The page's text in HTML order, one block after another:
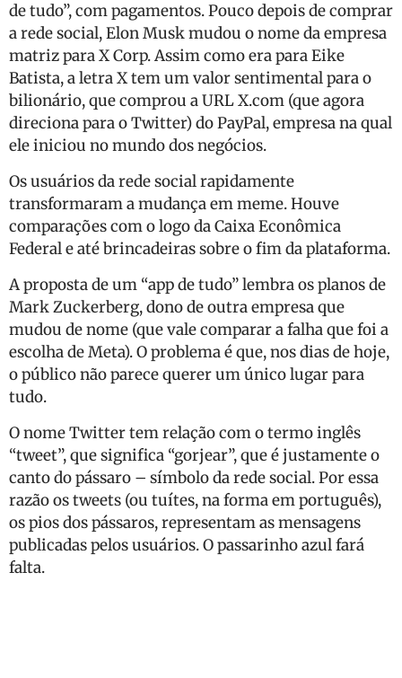
de tudo”, com pagamentos. Pouco depois de comprar
a rede social, Elon Musk mudou o nome da empresa
matriz para X Corp. Assim como era para Eike
Batista, a letra X tem um valor sentimental para o
bilionário, que comprou a URL X.com (que agora
direciona para o Twitter) do PayPal, empresa na qual
ele iniciou no mundo dos negócios.
Os usuários da rede social rapidamente
transformaram a mudança em meme. Houve
comparações com o logo da Caixa Econômica
Federal e até brincadeiras sobre o fim da plataforma.
A proposta de um “app de tudo” lembra os planos de
Mark Zuckerberg, dono de outra empresa que
mudou de nome (que vale comparar a falha que foi a
escolha de Meta). O problema é que, nos dias de hoje,
o público não parece querer um único lugar para
tudo.
O nome Twitter tem relação com o termo inglês
“tweet”, que significa “gorjear”, que é justamente o
canto do pássaro – símbolo da rede social. Por essa
razão os tweets (ou tuítes, na forma em português),
os pios dos pássaros, representam as mensagens
publicadas pelos usuários. O passarinho azul fará
falta.